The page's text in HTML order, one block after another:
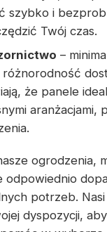
szybko i
Twój czas.
–
że panele
aranżacjami,
ogrodzenia,
odpowiednio
potrzeb.
dyspozycji,